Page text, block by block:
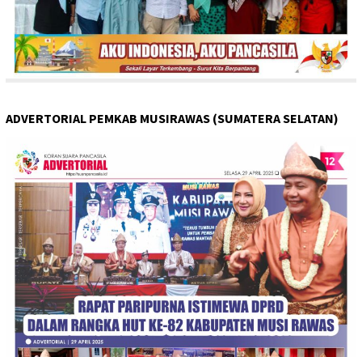
ADVERTORIAL PEMKAB MUSIRAWAS (SUMATERA SELATAN)